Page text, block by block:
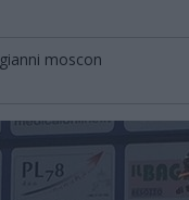
gianni moscon